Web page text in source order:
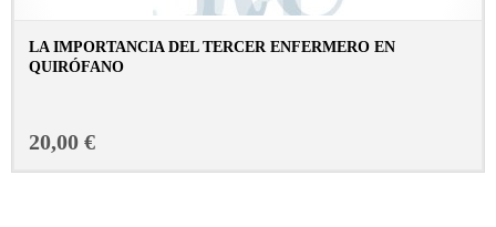
LA IMPORTANCIA DEL TERCER ENFERMERO EN
QUIRÓFANO
20,00 €